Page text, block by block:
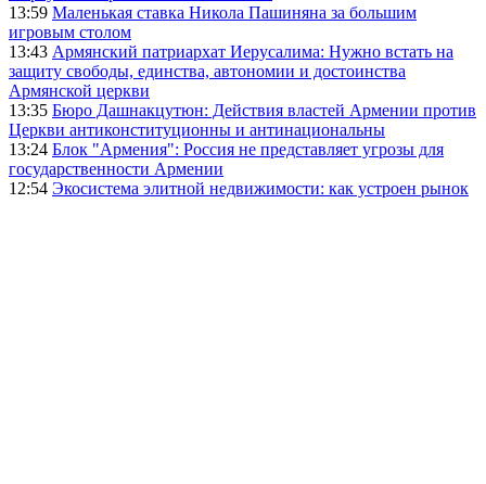
13:59 Маленькая ставка Никола Пашиняна за большим
игровым столом
13:43 Армянский патриархат Иерусалима: Нужно встать на
защиту свободы, единства, автономии и достоинства
Армянской церкви
13:35 Бюро Дашнакцутюн: Действия властей Армении против
Церкви антиконституционны и антинациональны
13:24 Блок "Армения": Россия не представляет угрозы для
государственности Армении
12:54 Экосистема элитной недвижимости: как устроен рынок